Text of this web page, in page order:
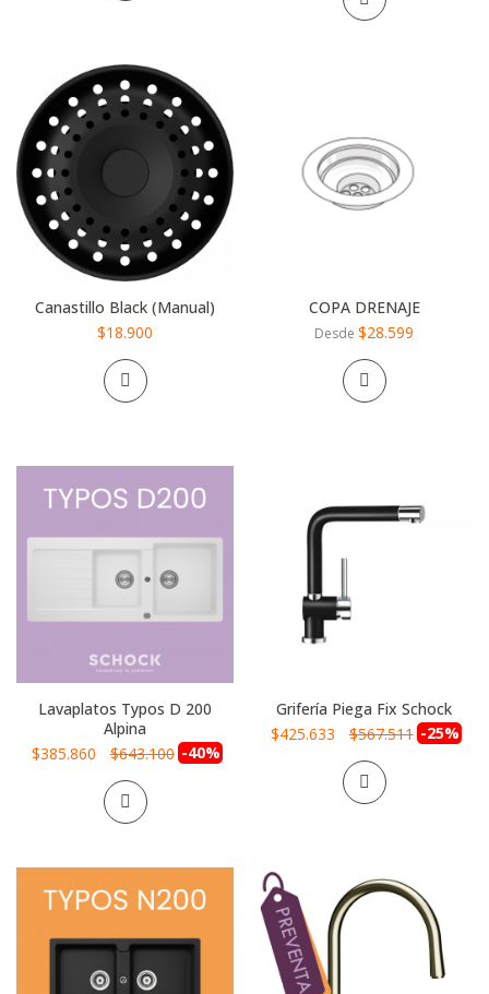
Canastillo Black (Manual)
$18.900
COPA DRENAJE
Desde $28.599
Lavaplatos Typos D 200
Alpina
-40%
Precio
$385.860 $643.100
Grifería Piega Fix Schock
-25%
Precio
$425.633 $567.511